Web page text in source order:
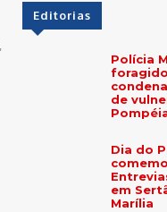
Editorias
Polícia
de
Dia do
em
Marília